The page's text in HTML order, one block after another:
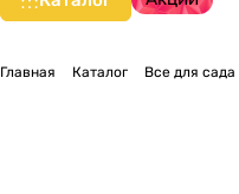
Главная Каталог Все для сада